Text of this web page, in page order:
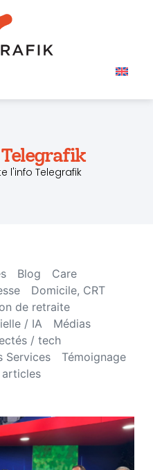
l'info Telegrafik
Blog
Care
Domicile, CRT
de retraite
/ IA
Médias
/ tech
Services
Témoignage
articles